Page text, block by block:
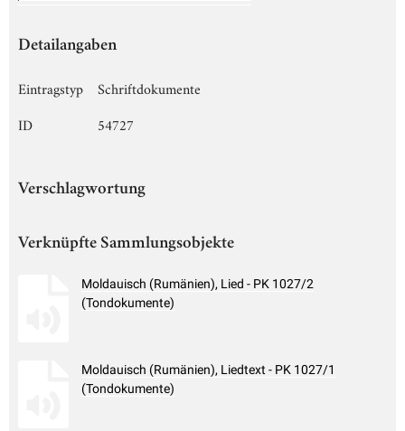
Detailangaben
Eintragstyp
Schriftdokumente
ID
54727
Verschlagwortung
Verknüpfte Sammlungsobjekte
Moldauisch (Rumänien), Lied - PK 1027/2
(Tondokumente)
Moldauisch (Rumänien), Liedtext - PK 1027/1
(Tondokumente)